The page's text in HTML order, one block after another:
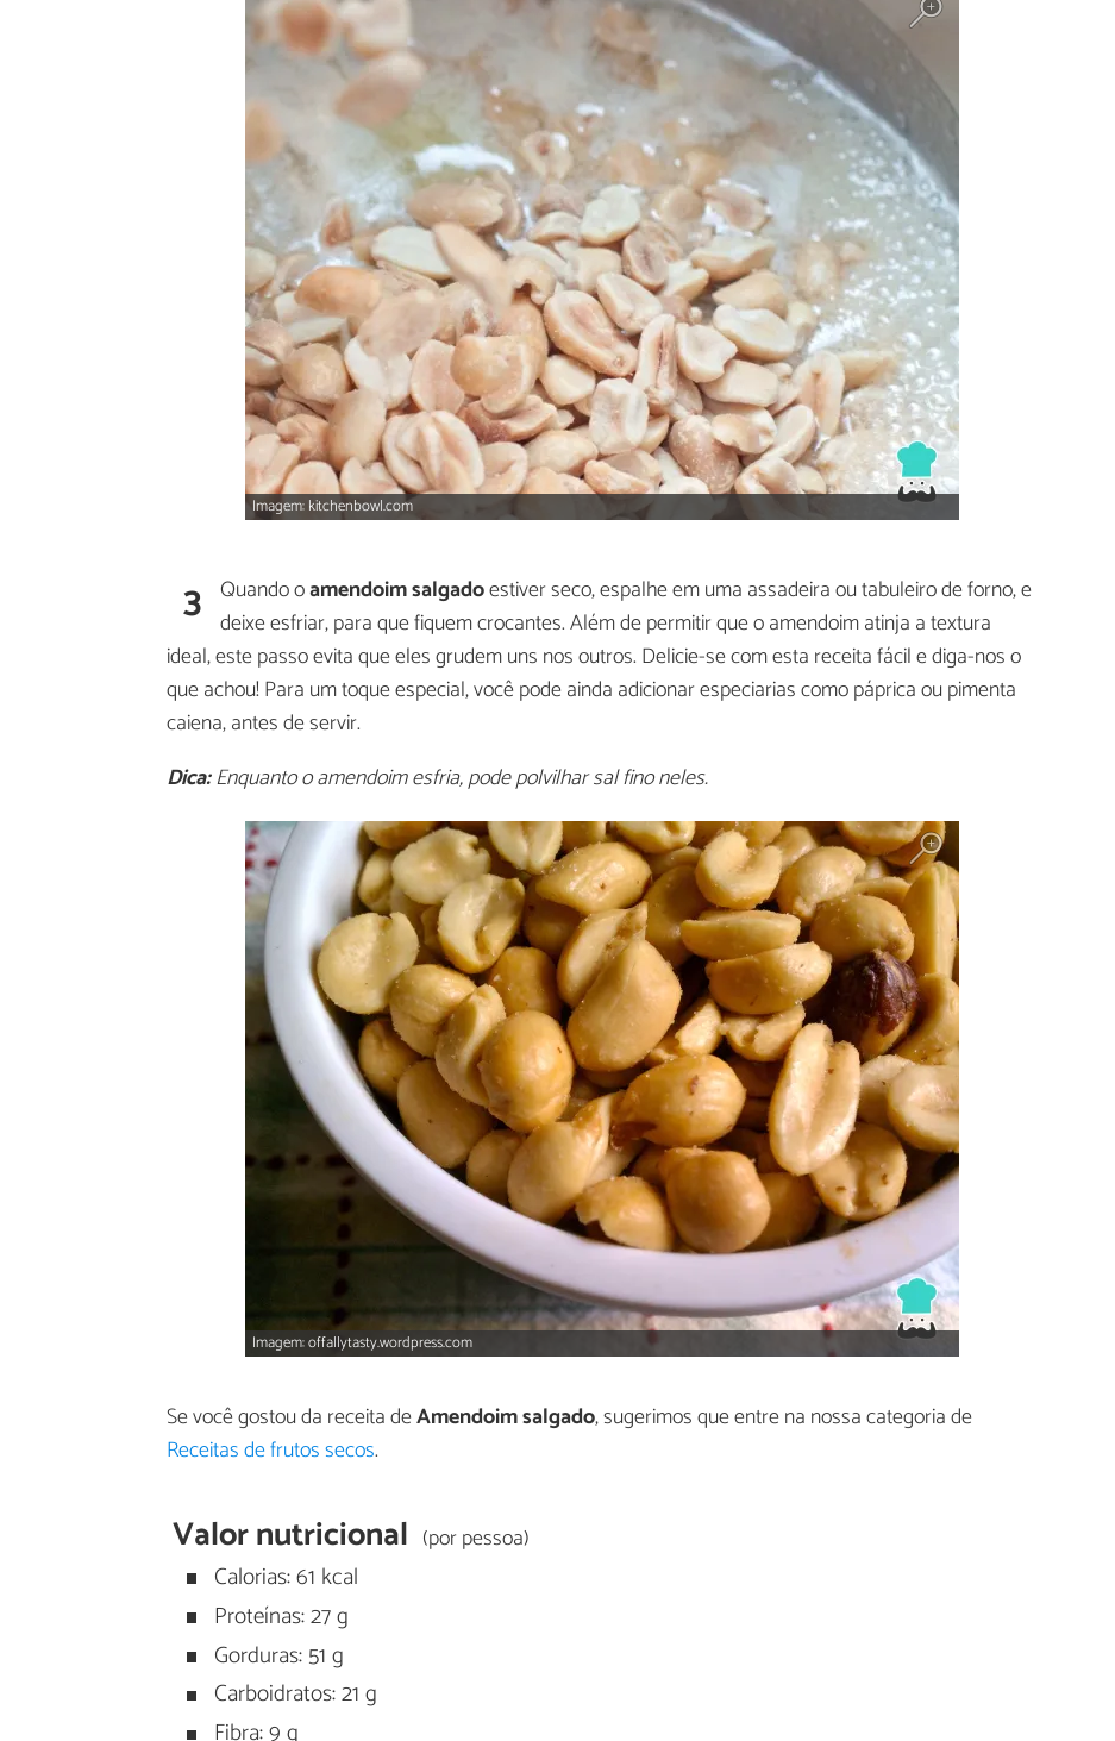
Imagem: kitchenbowl.com
3 Quando oamendoim salgadoestiver seco, espalhe em uma assadeira ou tabuleiro de forno, e
deixe esfriar, para que fiquem crocantes. Além de permitir que o amendoim atinja a textura
ideal, este passo evita que eles grudem uns nos outros. Delicie-se com esta receita fácil e diga-nos o
que achou! Para um toque especial, você pode ainda adicionar especiarias como páprica ou pimenta
caiena, antes de servir.
Dica:Enquanto o amendoim esfria, pode polvilhar sal fino neles.
Imagem: offallytasty.wordpress.com
Se você gostou da receita deAmendoim salgado, sugerimos que entre na nossa categoria de
Receitas de frutos secos.
Valor nutricional (por pessoa)
Calorias: 61 kcal
Proteínas: 27 g
Gorduras: 51 g
Carboidratos: 21 g
Fibra: 9 g